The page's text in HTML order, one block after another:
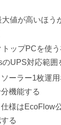
値が高いほう
ップPCを使
のUPS対応範囲
ーラー1枚運
機能する
様はEcoFlow
る